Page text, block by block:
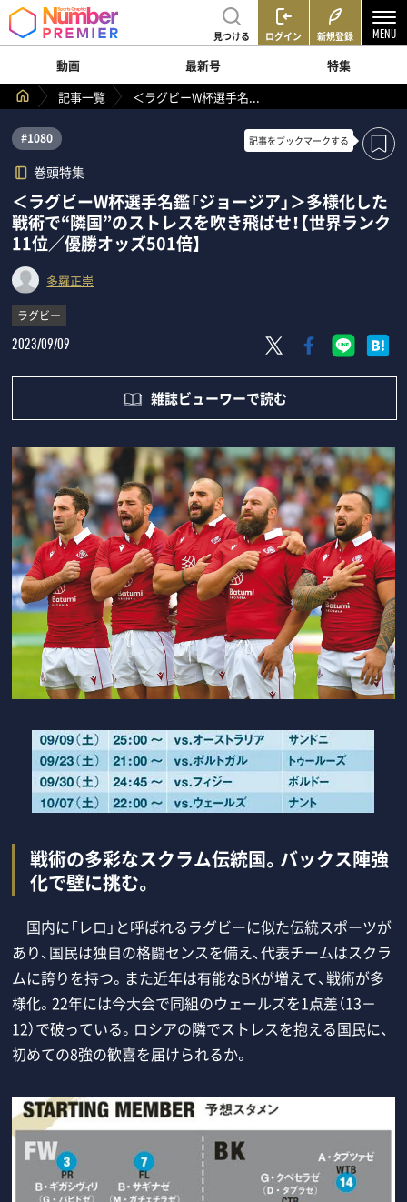
見つける ログイン 新規登録
動画 最新号
特集
記事一覧
＜ラグビーW杯選手名...
#1080
巻頭特集
記事をブックマークする
＜ラグビーW杯選手名鑑「ジョージア」＞多様化した
戦術で“隣国”のストレスを吹き飛ばせ！【世界ランク
11位／優勝オッズ501倍】
多羅正崇
ラグビー
2023/09/09
雑誌ビューワーで読む
戦術の多彩なスクラム伝統国。バックス陣強
化で壁に挑む。
国内に「レロ」と呼ばれるラグビーに似た伝統スポーツが
あり、国民は独自の格闘センスを備え、代表チームはスクラ
ムに誇りを持つ。また近年は有能なBKが増えて、戦術が多
様化。22年には今大会で同組のウェールズを1点差（13－
12）で破っている。ロシアの隣でストレスを抱える国民に、
初めての8強の歓喜を届けられるか。